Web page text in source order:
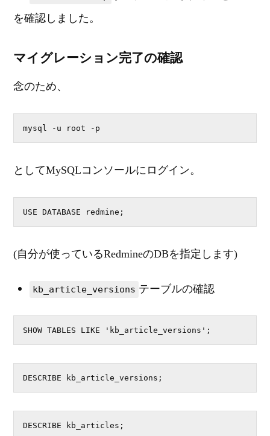
を確認しました。
マイグレーション完了の確認
念のため、
mysql -u root -p
としてMySQLコンソールにログイン。
USE DATABASE redmine;
(自分が使っているRedmineのDBを指定します)
kb_article_versions テーブルの確認
SHOW TABLES LIKE 'kb_article_versions';
DESCRIBE kb_article_versions;
DESCRIBE kb_articles;